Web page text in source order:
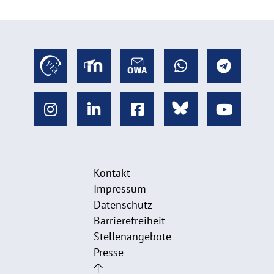
Kontakt
Impressum
Datenschutz
Barrierefreiheit
Stellenangebote
Presse